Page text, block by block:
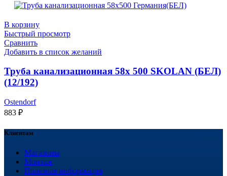
В корзину
Быстрый просмотр
Сравнить
Добавить в список желаний
Труба канализационная 58х 500 SKOLAN (БЕЛ)
(12/192)
Ostendorf
883 ₽
Клиентам
Магазины
Монтаж
Полезная информация